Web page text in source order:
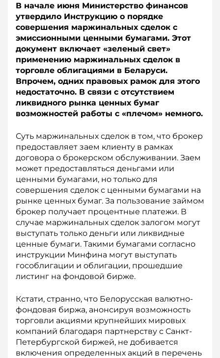
В начале июня Министерство финансов
утвердило Инструкцию о порядке
совершения маржинальных сделок с
эмиссионными ценными бумагами. Этот
документ включает «зеленый свет»
применению маржинальных сделок в
торговле облигациями в Беларуси.
Впрочем, одних правовых рамок для этого
недостаточно. В связи с отсутствием
ликвидного рынка ценных бумаг
возможностей работы с «плечом» немного.
Суть маржинальных сделок в том, что брокер
предоставляет заем клиенту в рамках
договора о брокерском обслуживании. Заем
может предоставляться деньгами или
ценными бумагами, но только для
совершения сделок с ценными бумагами на
рынке ценных бумаг. За пользование займом
брокер получает процентные платежи. В
случае маржинальных сделок залогом могут
выступать только деньги или ликвидные
ценные бумаги. Такими бумагами согласно
ин­струкции Минфина могут выступать
гособлигации и облигации, прошедшие
листинг на фондовой бирже.
Кстати, странно, что Белорусская валютно-
фондовая биржа, анонсируя возможность
торговли акциями крупнейших мировых
компаний благодаря парт­нерству с Санкт-
Петербургской биржей, не добивается
включения определенных акций в перечень